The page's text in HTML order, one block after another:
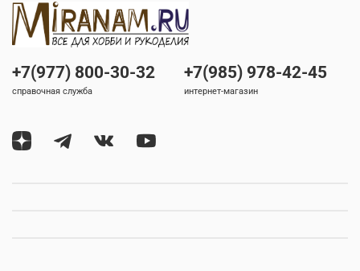
+7(977) 800-30-32
справочная служба
+7(985) 978-42-45
интернет-магазин